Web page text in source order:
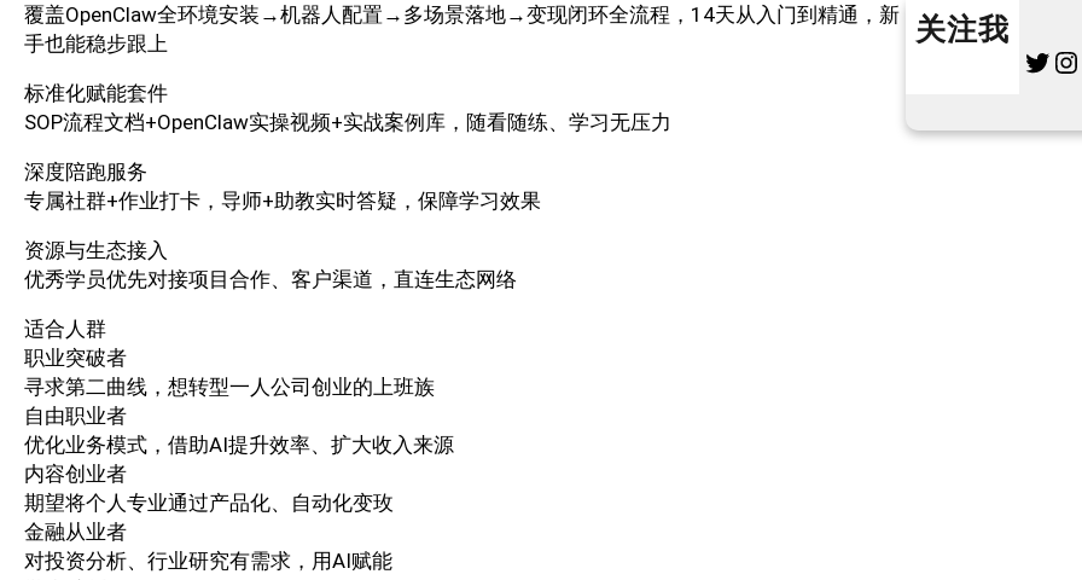
覆盖OpenClaw全环境安装→机器人配置→多场景落地→变现闭环全流程，14天从入门到精通，新
手也能稳步跟上
标准化赋能套件
SOP流程文档+OpenClaw实操视频+实战案例库，随看随练、学习无压力
深度陪跑服务
专属社群+作业打卡，导师+助教实时答疑，保障学习效果
资源与生态接入
优秀学员优先对接项目合作、客户渠道，直连生态网络
适合人群
职业突破者
寻求第二曲线，想转型一人公司创业的上班族
自由职业者
优化业务模式，借助AI提升效率、扩大收入来源
内容创业者
期望将个人专业通过产品化、自动化变玫
金融从业者
对投资分析、行业研究有需求，用AI赋能
关注我
Twitter Instagram